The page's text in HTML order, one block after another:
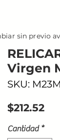
Virgen
SKU:
$212.52
Cantidad *
sin previo